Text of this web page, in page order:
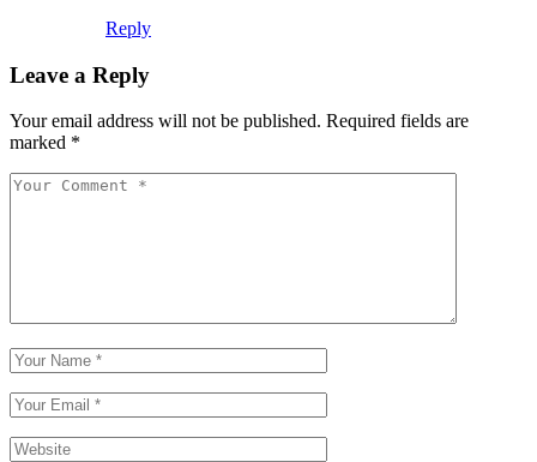
Reply
Leave a Reply
Your email address will not be published. Required fields are
marked *